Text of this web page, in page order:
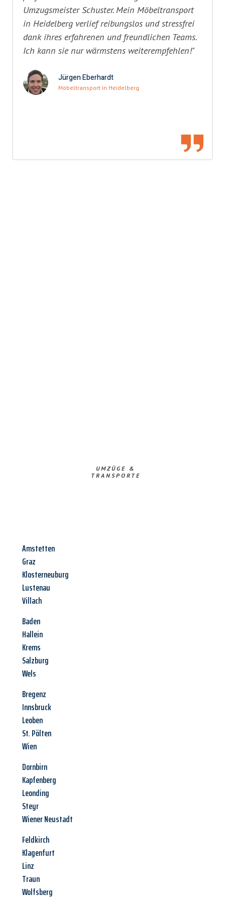
Umzugsmeister Schuster. Mein Möbeltransport
in Heidelberg verlief reibungslos und stressfrei
dank ihres erfahrenen und freundlichen Teams.
Ich kann sie nur wärmstens weiterempfehlen!"
Jürgen Eberhardt
Möbeltransport in Heidelberg
UMZÜGE &
TRANSPORTE
Amstetten
Graz
Klosterneuburg
Lustenau
Villach
Baden
Hallein
Krems
Salzburg
Wels
Bregenz
Innsbruck
Leoben
St. Pölten
Wien
Dornbirn
Kapfenberg
Leonding
Steyr
Wiener Neustadt
Feldkirch
Klagenfurt
Linz
Traun
Wolfsberg